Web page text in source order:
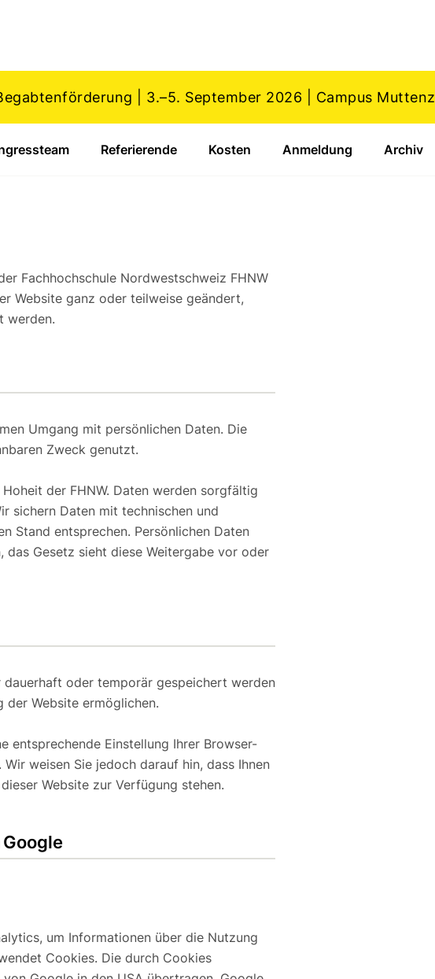
| 3.–5. September 2026 | Campus Muttenz
für "Der Kongress"
Referierende Kosten Anmeldung Archiv
Fachhochschule Nordwestschweiz FHNW
Website ganz oder teilweise geändert,
werden.
Umgang mit persönlichen Daten. Die
Zweck genutzt.
der FHNW. Daten werden sorgfältig
sichern Daten mit technischen und
Stand entsprechen. Persönlichen Daten
Gesetz sieht diese Weitergabe vor oder
oder temporär gespeichert werden
der Website ermöglichen.
entsprechende Einstellung Ihrer Browser-
weisen Sie jedoch darauf hin, dass Ihnen
Website zur Verfügung stehen.
um Informationen über die Nutzung
Cookies. Die durch Cookies